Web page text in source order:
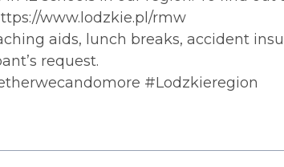
www.lodzkie.pl/rmw
aids, lunch breaks, accident
request.
#Lodzkieregion